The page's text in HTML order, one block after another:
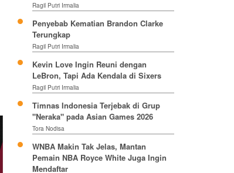
Ragil Putri Irmalia
Penyebab Kematian Brandon Clarke
Terungkap
Ragil Putri Irmalia
Kevin Love Ingin Reuni dengan
LeBron, Tapi Ada Kendala di Sixers
Ragil Putri Irmalia
Timnas Indonesia Terjebak di Grup
"Neraka" pada Asian Games 2026
Tora Nodisa
WNBA Makin Tak Jelas, Mantan
Pemain NBA Royce White Juga Ingin
Mendaftar